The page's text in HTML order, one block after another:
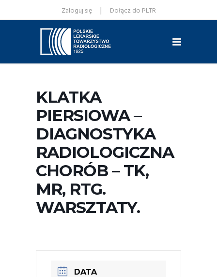
Zaloguj się | Dołącz do PLTR
KLATKA
PIERSIOWA –
DIAGNOSTYKA
RADIOLOGICZNA
CHORÓB – TK,
MR, RTG.
WARSZTATY.
DATA